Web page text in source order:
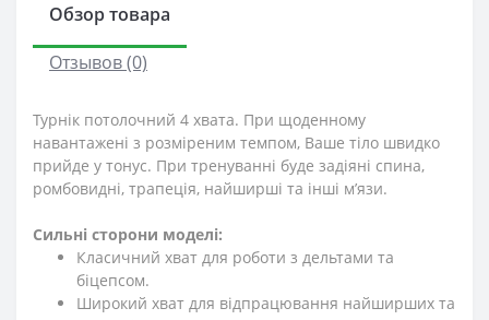
Обзор товара
Отзывов (0)
Турнік потолочний 4 хвата. При щоденному
навантажені з розміреним темпом, Ваше тіло швидко
прийде у тонус. При тренуванні буде задіяні спина,
ромбовидні, трапеція, найширші та інші м’язи.
Сильні сторони моделі:
Класичний хват для роботи з дельтами та
біцепсом.
Широкий хват для відпрацювання найширших та